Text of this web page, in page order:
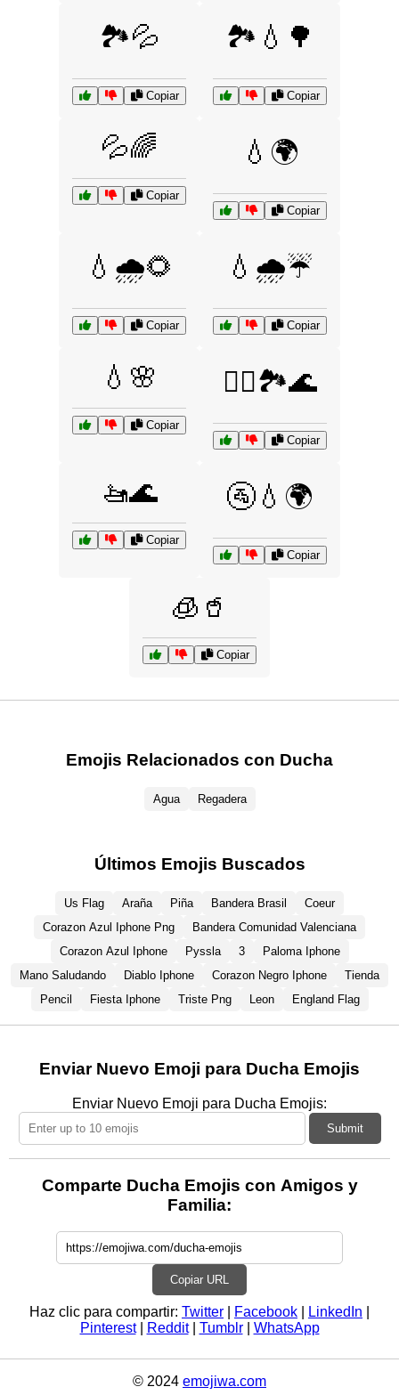
🏞️💦
Copiar
🏞️💧🌳
Copiar
💦🌈
Copiar
💧🌍
Copiar
💧🌧️🌻
Copiar
💧🌧️☔
Copiar
💧🌸
Copiar
🚣‍♀️🏞️🌊
Copiar
🚤🌊
Copiar
🚰💧🌍
Copiar
🧊🥤
Copiar
Emojis Relacionados con Ducha
Agua Regadera
Últimos Emojis Buscados
Us Flag Araña Piña Bandera Brasil
Coeur
Corazon Azul Iphone Png
Bandera Comunidad Valenciana
Corazon Azul Iphone
Pyssla 3
Paloma Iphone
Mano Saludando
Diablo Iphone Corazon Negro Iphone
Tienda
Pencil
Fiesta Iphone Triste Png Leon England Flag
Enviar Nuevo Emoji para Ducha Emojis
Enviar Nuevo Emoji para Ducha Emojis:
Submit
Comparte Ducha Emojis con Amigos y
Familia:
Copiar URL
Haz clic para compartir: Twitter Facebook LinkedIn
Pinterest| Reddit| Tumblr| WhatsApp
© 2024 emojiwa.com